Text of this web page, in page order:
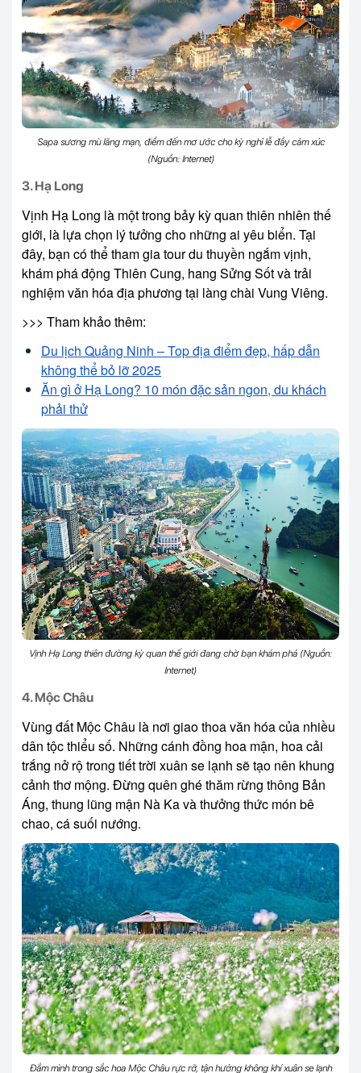
Sapa sương mù lãng mạn, điểm đến mơ ước cho kỳ nghỉ lễ đầy cảm xúc
(Nguồn: Internet)
3. Hạ Long
Vịnh Hạ Long là một trong bảy kỳ quan thiên nhiên thế
giới, là lựa chọn lý tưởng cho những ai yêu biển. Tại
đây, bạn có thể tham gia tour du thuyền ngắm vịnh,
khám phá động Thiên Cung, hang Sửng Sốt và trải
nghiệm văn hóa địa phương tại làng chài Vung Viêng.
>>> Tham khảo thêm:
Du lịch Quảng Ninh – Top địa điểm đẹp, hấp dẫn
không thể bỏ lỡ 2025
Ăn gì ở Hạ Long? 10 món đặc sản ngon, du khách
phải thử
Vịnh Hạ Long thiên đường kỳ quan thế giới đang chờ bạn khám phá (Nguồn:
Internet)
4. Mộc Châu
Vùng đất Mộc Châu là nơi giao thoa văn hóa của nhiều
dân tộc thiểu số. Những cánh đồng hoa mận, hoa cải
trắng nở rộ trong tiết trời xuân se lạnh sẽ tạo nên khung
cảnh thơ mộng. Đừng quên ghé thăm rừng thông Bản
Áng, thung lũng mận Nà Ka và thưởng thức món bê
chao, cá suối nướng.
Đắm mình trong sắc hoa Mộc Châu rực rỡ, tận hưởng không khí xuân se lạnh